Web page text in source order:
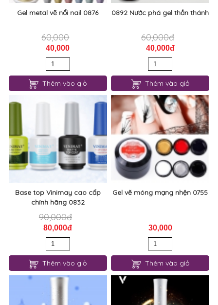
Gel metal vẽ nổi nail 0876
60,000
40,000
Thêm vào giỏ
0892 Nước phá gel thần thánh
60,000đ
40,000đ
Thêm vào giỏ
Base top Vinimay cao cấp
chính hãng 0832
90,000đ
80,000đ
Thêm vào giỏ
Gel vẽ móng mạng nhện 0755
30,000
Thêm vào giỏ